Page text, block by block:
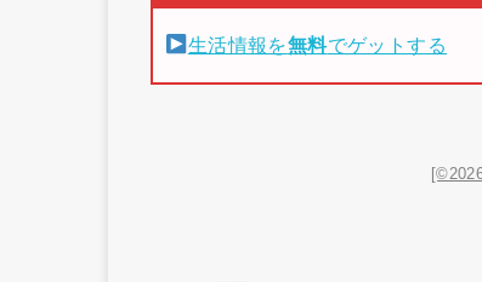
生活情報を無料でゲットする